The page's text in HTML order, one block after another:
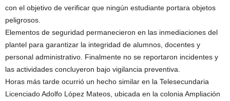
con el objetivo de verificar que ningún estudiante portara objetos
peligrosos.
Elementos de seguridad permanecieron en las inmediaciones del
plantel para garantizar la integridad de alumnos, docentes y
personal administrativo. Finalmente no se reportaron incidentes y
las actividades concluyeron bajo vigilancia preventiva.
Horas más tarde ocurrió un hecho similar en la Telesecundaria
Licenciado Adolfo López Mateos, ubicada en la colonia Ampliación